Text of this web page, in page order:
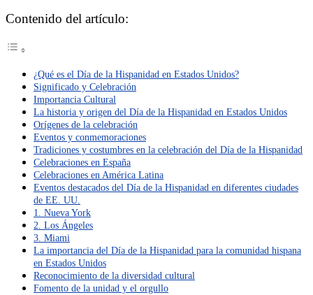
Contenido del artículo:
¿Qué es el Día de la Hispanidad en Estados Unidos?
Significado y Celebración
Importancia Cultural
La historia y origen del Día de la Hispanidad en Estados Unidos
Orígenes de la celebración
Eventos y conmemoraciones
Tradiciones y costumbres en la celebración del Día de la Hispanidad
Celebraciones en España
Celebraciones en América Latina
Eventos destacados del Día de la Hispanidad en diferentes ciudades
de EE. UU.
1. Nueva York
2. Los Ángeles
3. Miami
La importancia del Día de la Hispanidad para la comunidad hispana
en Estados Unidos
Reconocimiento de la diversidad cultural
Fomento de la unidad y el orgullo